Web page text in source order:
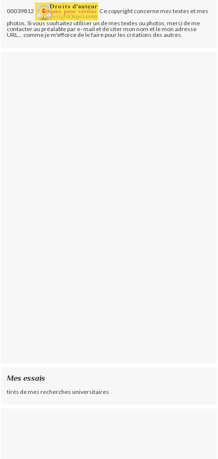
00039812
Ce copyright concerne mes textes et mes
photos. Si vous souhaitez utiliser un de mes textes ou photos, merci de me
contacter au préalable par e- mail et de citer mon nom et le mon adresse
URL... comme je m'efforce de le faire pour les créations des autres.
Mes essais
tirés de mes recherches universitaires